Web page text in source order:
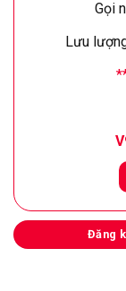
Gọi
Lưu
Đăng